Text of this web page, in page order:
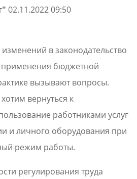
02.11.2022 09:50
в законодательство
бюджетной
вызывают вопросы.
вернуться к
работниками услуг
и личного оборудования при
режим работы.
регулирования труда